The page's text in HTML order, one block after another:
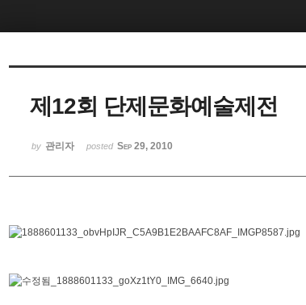
제12회 단제문화예술제전
by 관리자 posted Sep 29, 2010